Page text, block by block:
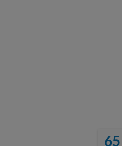
65